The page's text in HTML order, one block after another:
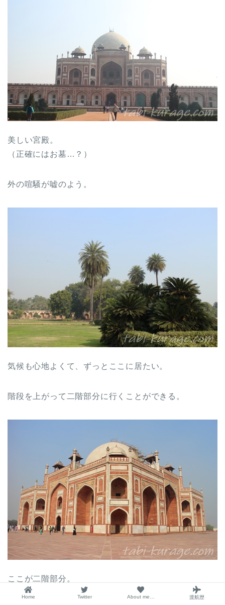
美しい宮殿。
（正確にはお墓…？）
外の喧騒が嘘のよう。
気候も心地よくて、ずっとここに居たい。
階段を上がって二階部分に行くことができる。
ここが二階部分。
Home Twitter About me… 渡航歴